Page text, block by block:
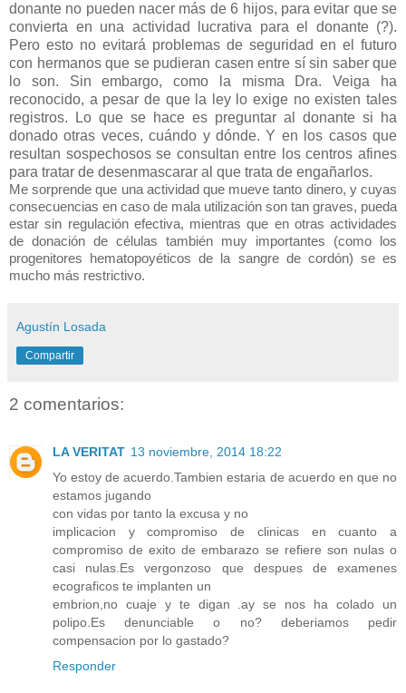
donante no pueden nacer más de 6 hijos, para evitar que se
convierta en una actividad lucrativa para el donante (?).
Pero esto no evitará problemas de seguridad en el futuro
con hermanos que se pudieran casen entre sí sin saber que
lo son. Sin embargo, como la misma Dra. Veiga ha
reconocido, a pesar de que la ley lo exige no existen tales
registros. Lo que se hace es preguntar al donante si ha
donado otras veces, cuándo y dónde. Y en los casos que
resultan sospechosos se consultan entre los centros afines
para tratar de desenmascarar al que trata de engañarlos.
Me sorprende que una actividad que mueve tanto dinero, y cuyas
consecuencias en caso de mala utilización son tan graves, pueda
estar sin regulación efectiva, mientras que en otras actividades
de donación de células también muy importantes (como los
progenitores hematopoyéticos de la sangre de cordón) se es
mucho más restrictivo.
Agustín Losada
Compartir
2 comentarios:
LA VERITAT 13 noviembre, 2014 18:22
Yo estoy de acuerdo.Tambien estaria de acuerdo en que no
estamos jugando
con vidas por tanto la excusa y no
implicacion y compromiso de clinicas en cuanto a
compromiso de exito de embarazo se refiere son nulas o
casi nulas.Es vergonzoso que despues de examenes
ecograficos te implanten un
embrion,no cuaje y te digan .ay se nos ha colado un
polipo.Es denunciable o no? deberiamos pedir
compensacion por lo gastado?
Responder